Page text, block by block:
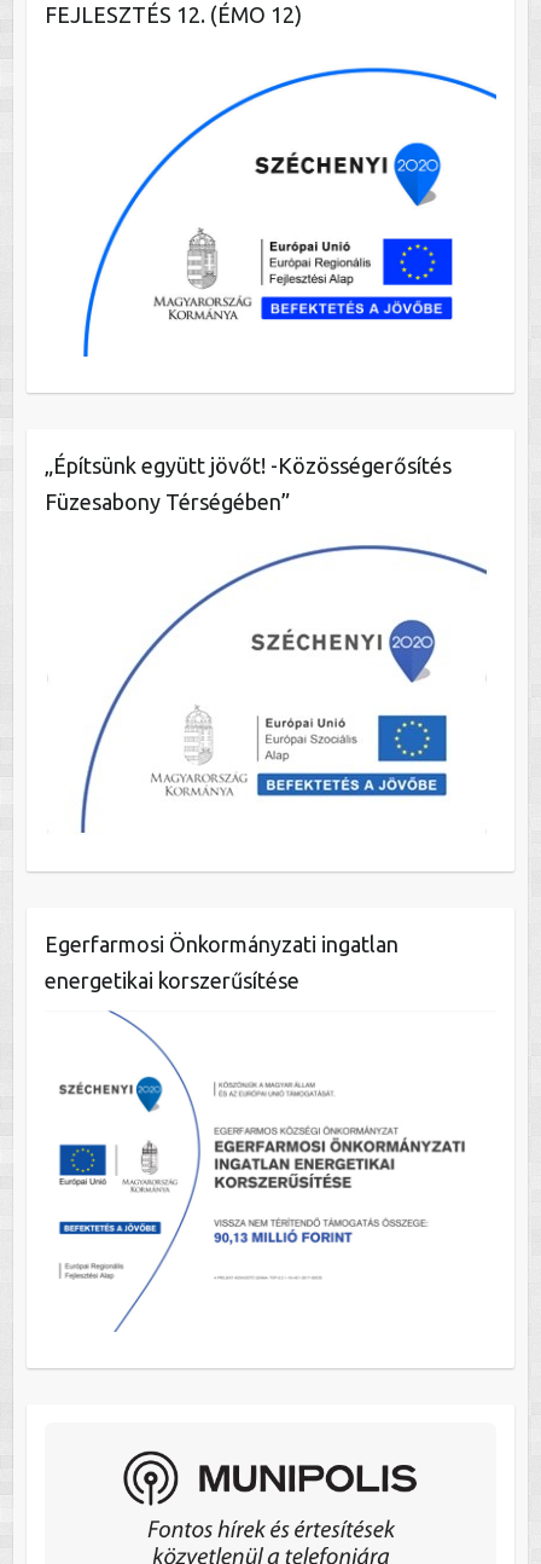
FEJLESZTÉS 12. (ÉMO 12)
„Építsünk együtt jövőt! -Közösségerősítés
Füzesabony Térségében”
Egerfarmosi Önkormányzati ingatlan
energetikai korszerűsítése